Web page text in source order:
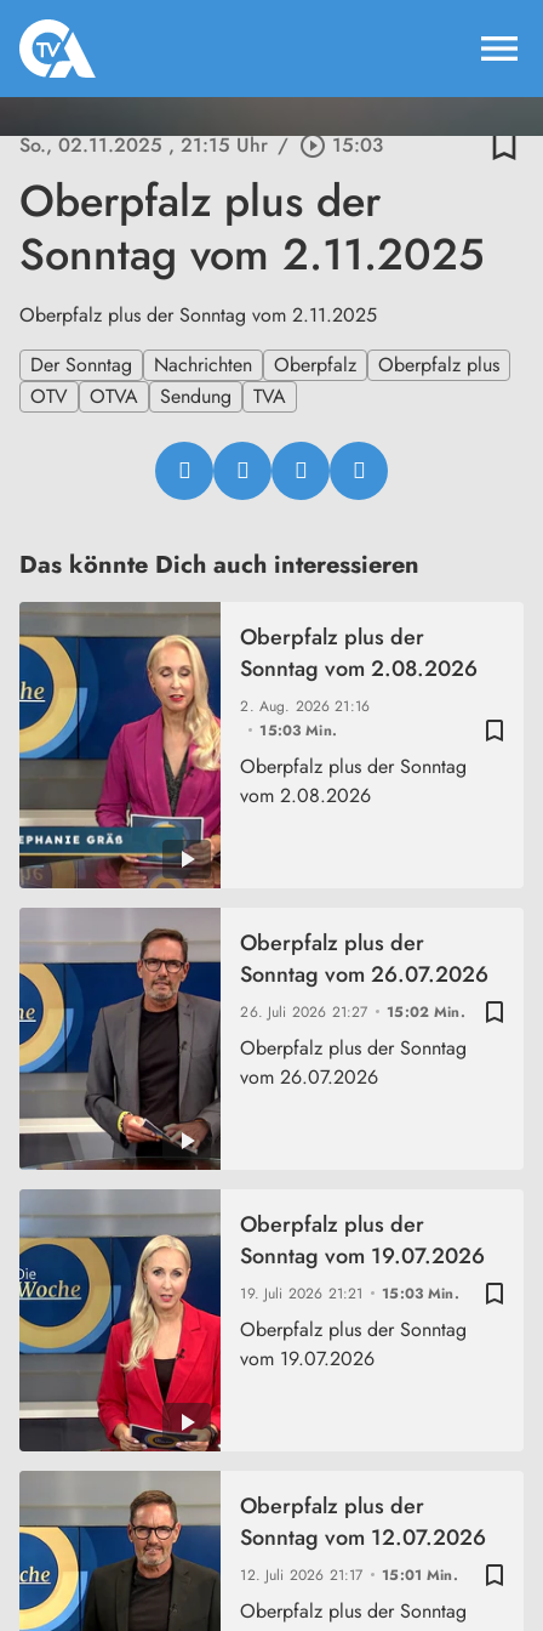
menu
So., 02.11.2025, 21:15 Uhr / play_circle_outline15:03 bookmark_border
Oberpfalz plus der
Sonntag vom 2.11.2025
Oberpfalz plus der Sonntag vom 2.11.2025
Der Sonntag
Nachrichten Oberpfalz
Oberpfalz plus
OTV
OTVA Sendung TVA
Das könnte Dich auch interessieren
bookmark_border
2. Aug. 202621:16
15:03 Min.
Oberpfalz plus der
Sonntag vom 2.08.2026
Oberpfalz plus der Sonntag
vom 2.08.2026
bookmark_border
26. Juli 2026 21:27 15:02 Min.
Oberpfalz plus der
Sonntag vom 26.07.2026
Oberpfalz plus der Sonntag
vom 26.07.2026
bookmark_border
19. Juli 2026 21:21 15:03 Min.
Oberpfalz plus der
Sonntag vom 19.07.2026
Oberpfalz plus der Sonntag
vom 19.07.2026
bookmark_border
12. Juli 2026 21:17 15:01 Min.
Oberpfalz plus der
Sonntag vom 12.07.2026
Oberpfalz plus der Sonntag